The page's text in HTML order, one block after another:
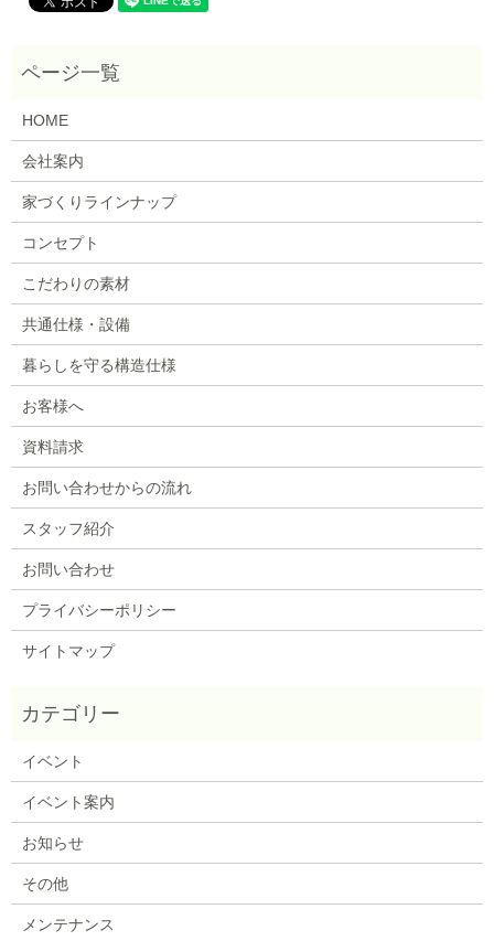
HOME
会社案内
家づくりラインナップ
コンセプト
こだわりの素材
共通仕様・設備
暮らしを守る構造仕様
お客様へ
資料請求
お問い合わせからの流れ
スタッフ紹介
お問い合わせ
プライバシーポリシー
サイトマップ
イベント
イベント案内
お知らせ
その他
メンテナンス